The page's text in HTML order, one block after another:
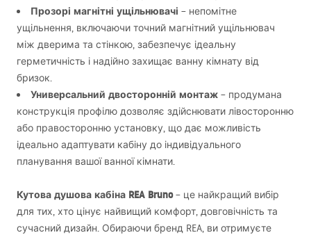
Прозорі магнітні ущільнювачі – непомітне
ущільнення, включаючи точний магнітний ущільнювач
між дверима та стінкою, забезпечує ідеальну
герметичність і надійно захищає ванну кімнату від
бризок.
Универсальний двосторонній монтаж – продумана
конструкція профілю дозволяє здійснювати лівосторонню
або правосторонню установку, що дає можливість
ідеально адаптувати кабіну до індивідуального
планування вашої ванної кімнати.
Кутова душова кабіна REA Bruno– це найкращий вибір
для тих, хто цінує найвищий комфорт, довговічність та
сучасний дизайн. Обираючи бренд REA, ви отримуєте